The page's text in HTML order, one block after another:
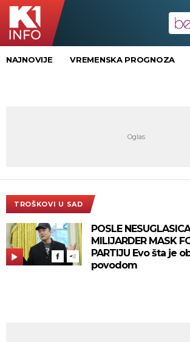
NAJNOVIJE VREMENSKA PROGNOZA
TROŠKOVI U SAD
POSLE
MILIJARDER MASK
PARTIJU Evo šta je
povodom